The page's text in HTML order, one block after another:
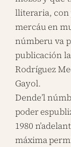
lliteraria, con
mercáu en
númberu va
publicación la
Rodríguez
Gayol.
Dende’l
poder
1980
máxima